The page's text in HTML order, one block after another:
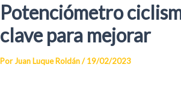
Potenciómetro
clave para mejorar
PorJuan Luque Roldán/19/02/2023